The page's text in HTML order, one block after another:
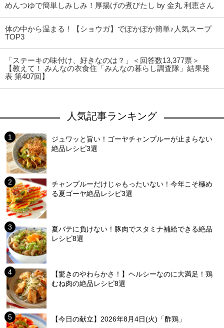
めんつゆで簡単しみしみ！厚揚げの煮びたし by 金丸 利恵さん
体の中から温まる！【ショウガ】でぽかぽか簡単♪人気スープ
TOP3
「ステーキの味付け、好きなのは？」＜回答数13,377票＞
【教えて！ みんなの衣食住「みんなの暮らし調査隊」結果発
表 第407回】
人気記事ランキング
ジュワッと旨い！ゴーヤチャンプルーが止まらない
絶品レシピ3選
チャンプルーだけじゃもったいない！今年こそ極め
る夏ゴーヤ絶品レシピ3選
夏バテに負けない！豚肉でスタミナ補給できる絶品
レシピ8選
【驚きのやわらかさ！】ヘルシーなのに大満足！鶏
むね肉の絶品レシピ8選
【今日の献立】2026年8月4日(火)「酢鶏」